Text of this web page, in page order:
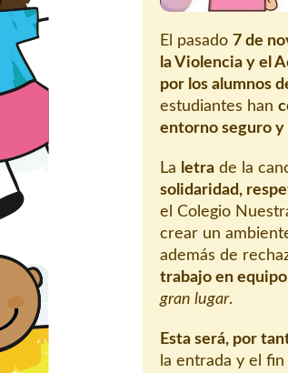
El pasado 7 de
la Violencia y el
por los alumnos
estudiantes han
entorno seguro
La letra de la
solidaridad,
el Colegio
crear un
además de
trabajo en equipo
gran lugar.
Esta será, por
la entrada y el